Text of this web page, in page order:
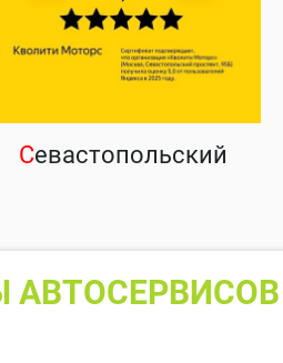
Севастопольский
АВТОСЕРВИСОВ